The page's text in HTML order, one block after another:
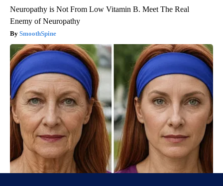
Neuropathy is Not From Low Vitamin B. Meet The Real
Enemy of Neuropathy
SmoothSpine